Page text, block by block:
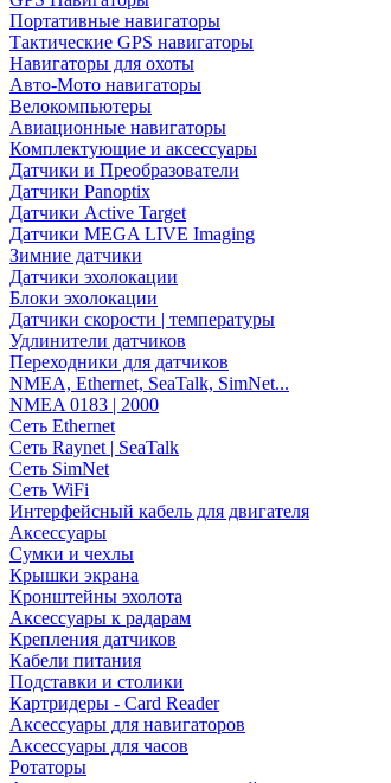
Портативные навигаторы
Тактические GPS навигаторы
Навигаторы для охоты
Авто-Мото навигаторы
Велокомпьютеры
Авиационные навигаторы
Комплектующие и аксессуары
Датчики и Преобразователи
Датчики Panoptix
Датчики Active Target
Датчики MEGA LIVE Imaging
Зимние датчики
Датчики эхолокации
Блоки эхолокации
Датчики скорости | температуры
Удлинители датчиков
Переходники для датчиков
NMEA, Ethernet, SeaTalk, SimNet...
NMEA 0183 | 2000
Сеть Ethernet
Сеть Raynet | SeaTalk
Сеть SimNet
Сеть WiFi
Интерфейсный кабель для двигателя
Аксессуары
Сумки и чехлы
Крышки экрана
Кронштейны эхолота
Аксессуары к радарам
Крепления датчиков
Кабели питания
Подставки и столики
Картридеры - Card Reader
Аксессуары для навигаторов
Аксессуары для часов
Ротаторы